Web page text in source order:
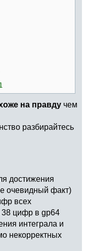
на правду чем
разбирайтесь
достижения
очевидный факт)
всех
цифр в gp64
интеграла и
некорректных